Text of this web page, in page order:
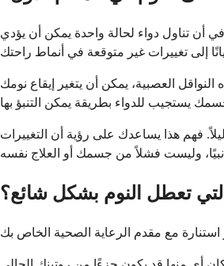
أن تناول دواء لحالة واحدة يمكن أن يؤدي
العصبية، يمكن أن يتغير إيقاع نومك
فهم هذا يساعدك على رؤية أن التغييرات
التي تعطل النوم بشكل شائع؟